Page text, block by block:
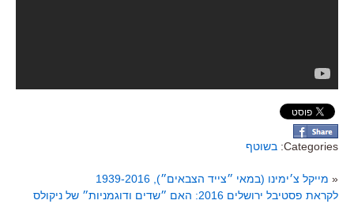
Categories: בשוטף
« מייקל צ׳ימינו (במאי ״צייד הצבאים״), 1939-2016
לקראת פסטיבל ירושלים 2016: האם ״שדים ודוגמניות״ של ניקולס